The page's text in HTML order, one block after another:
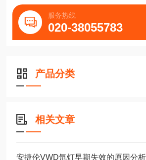
服务热线
020-38055783
产品分类
相关文章
安捷伦VWD氘灯早期失效的原因分析